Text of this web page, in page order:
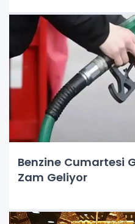
Benzine Cumartesi
Zam Geliyor